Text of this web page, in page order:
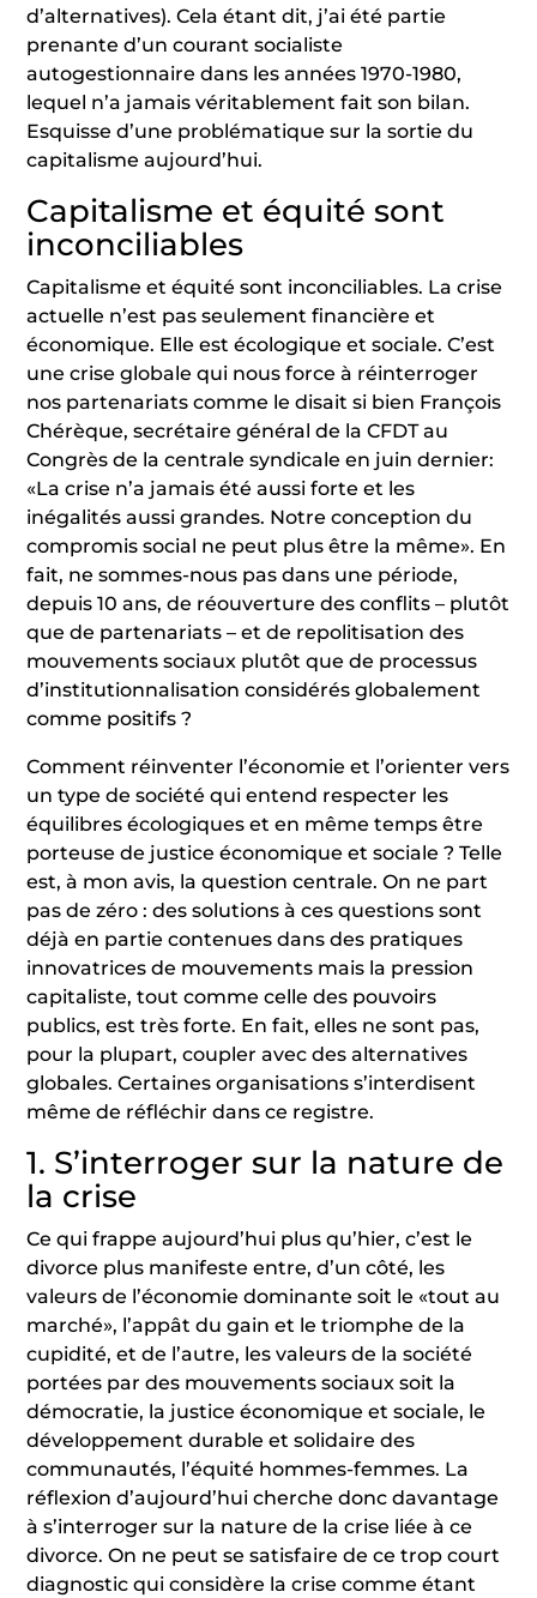
d’alternatives). Cela étant dit, j’ai été partie
prenante d’un courant socialiste
autogestionnaire dans les années 1970-1980,
lequel n’a jamais véritablement fait son bilan.
Esquisse d’une problématique sur la sortie du
capitalisme aujourd’hui.
Capitalisme et équité sont
inconciliables
Capitalisme et équité sont inconciliables. La crise
actuelle n’est pas seulement financière et
économique. Elle est écologique et sociale. C’est
une crise globale qui nous force à réinterroger
nos partenariats comme le disait si bien François
Chérèque, secrétaire général de la CFDT au
Congrès de la centrale syndicale en juin dernier:
«La crise n’a jamais été aussi forte et les
inégalités aussi grandes. Notre conception du
compromis social ne peut plus être la même». En
fait, ne sommes-nous pas dans une période,
depuis 10 ans, de réouverture des conflits – plutôt
que de partenariats – et de repolitisation des
mouvements sociaux plutôt que de processus
d’institutionnalisation considérés globalement
comme positifs ?
Comment réinventer l’économie et l’orienter vers
un type de société qui entend respecter les
équilibres écologiques et en même temps être
porteuse de justice économique et sociale ? Telle
est, à mon avis, la question centrale. On ne part
pas de zéro : des solutions à ces questions sont
déjà en partie contenues dans des pratiques
innovatrices de mouvements mais la pression
capitaliste, tout comme celle des pouvoirs
publics, est très forte. En fait, elles ne sont pas,
pour la plupart, coupler avec des alternatives
globales. Certaines organisations s’interdisent
même de réfléchir dans ce registre.
1. S’interroger sur la nature de
la crise
Ce qui frappe aujourd’hui plus qu’hier, c’est le
divorce plus manifeste entre, d’un côté, les
valeurs de l’économie dominante soit le «tout au
marché», l’appât du gain et le triomphe de la
cupidité, et de l’autre, les valeurs de la société
portées par des mouvements sociaux soit la
démocratie, la justice économique et sociale, le
développement durable et solidaire des
communautés, l’équité hommes-femmes. La
réflexion d’aujourd’hui cherche donc davantage
à s’interroger sur la nature de la crise liée à ce
divorce. On ne peut se satisfaire de ce trop court
diagnostic qui considère la crise comme étant